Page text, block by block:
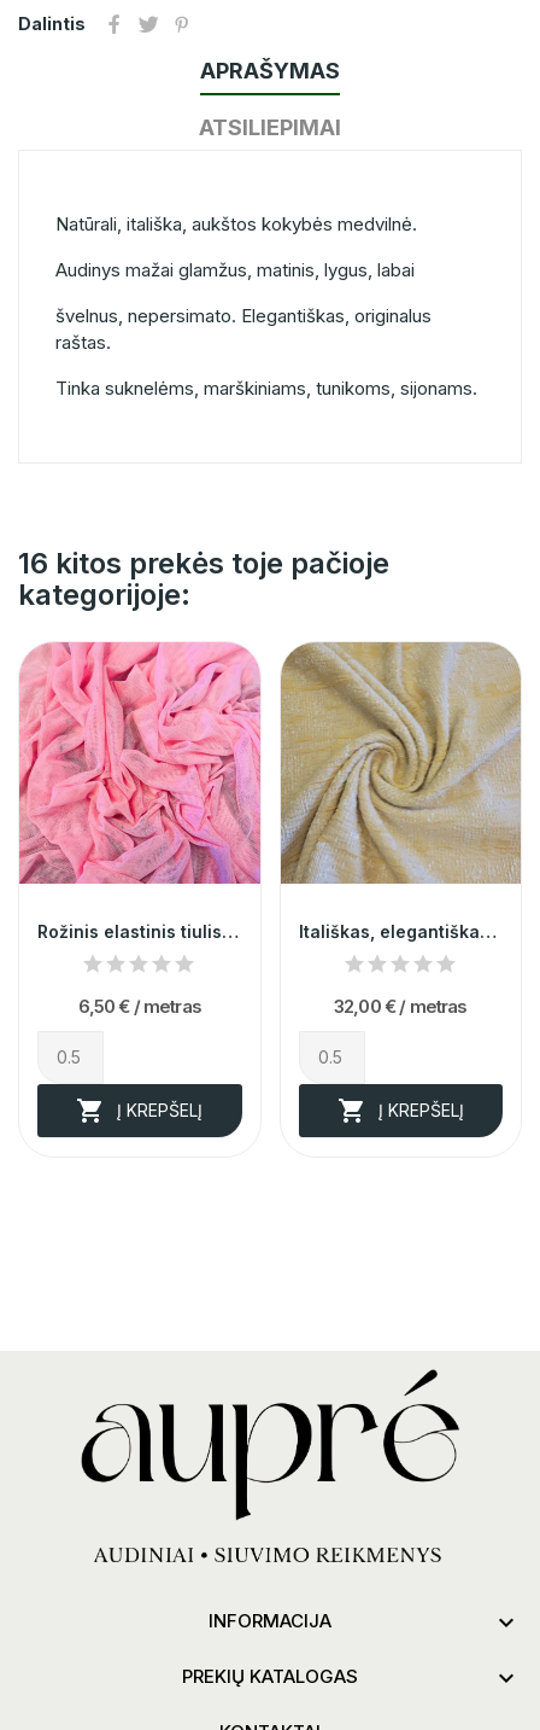
Dalintis
APRAŠYMAS
ATSILIEPIMAI
Natūrali, itališka, aukštos kokybės medvilnė.
Audinys mažai glamžus, matinis, lygus, labai
švelnus, nepersimato. Elegantiškas, originalus
raštas.
Tinka suknelėms, marškiniams, tunikoms, sijonams.
16 kitos prekės toje pačioje
kategorijoje:
Rožinis elastinis tiulis 004841
6,50 € / metras
 Į KREPŠELĮ
Itališkas, elegantiškas žakardas 013516
32,00 € / metras
 Į KREPŠELĮ
INFORMACIJA 
PREKIŲ KATALOGAS 